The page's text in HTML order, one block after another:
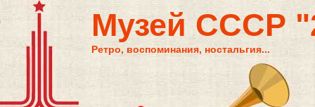
Музей СССР
Ретро, воспоминания, ностальгия...